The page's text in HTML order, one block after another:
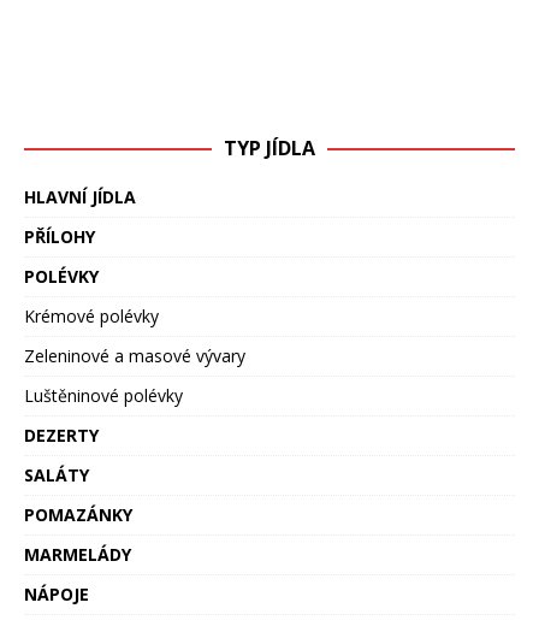
TYP JÍDLA
HLAVNÍ JÍDLA
PŘÍLOHY
POLÉVKY
Krémové polévky
Zeleninové a masové vývary
Luštěninové polévky
DEZERTY
SALÁTY
POMAZÁNKY
MARMELÁDY
NÁPOJE